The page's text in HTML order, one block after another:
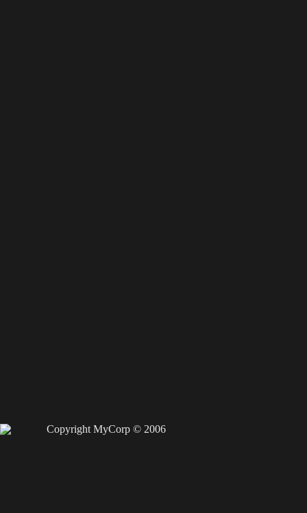
Copyright MyCorp © 2006